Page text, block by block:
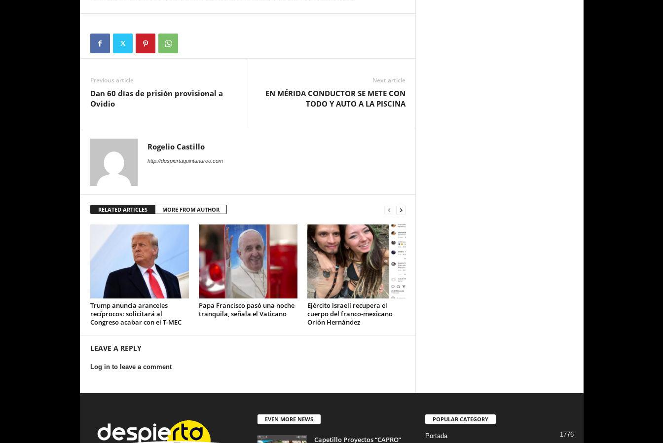
Previous article
Dan 60 días de prisión provisional a
Ovidio
Next article
EN MÉRIDA CONDUCTOR SE METE CON
TODO Y AUTO A LA PISCINA
Rogelio Castillo
http://despiertaquintanaroo.com
RELATED ARTICLES MORE FROM AUTHOR
Trump anuncia aranceles
recíprocos: solicitará al
Congreso acabar con el T-MEC
Papa Francisco pasó una noche
tranquila, señala el Vaticano
Ejército israelí recupera el
cuerpo del franco-mexicano
Orión Hernández
LEAVE A REPLY
Log in to leave a comment
EVEN MORE NEWS
Capetillo Proyectos “CAPRO”
POPULAR CATEGORY
Portada 1776